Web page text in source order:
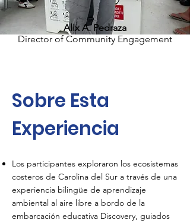
Alix A. Pedraza
Director of Community Engagement
Sobre Esta
Experiencia
Los participantes exploraron los ecosistemas
costeros de Carolina del Sur a través de una
experiencia bilingüe de aprendizaje
ambiental al aire libre a bordo de la
embarcación educativa Discovery, guiados